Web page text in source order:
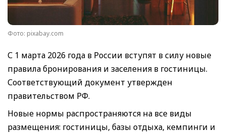
Фото: pixabay.com
С 1 марта 2026 года в России вступят в силу новые
правила бронирования и заселения в гостиницы.
Соответствующий документ утвержден
правительством РФ.
Новые нормы распространяются на все виды
размещения: гостиницы, базы отдыха, кемпинги и